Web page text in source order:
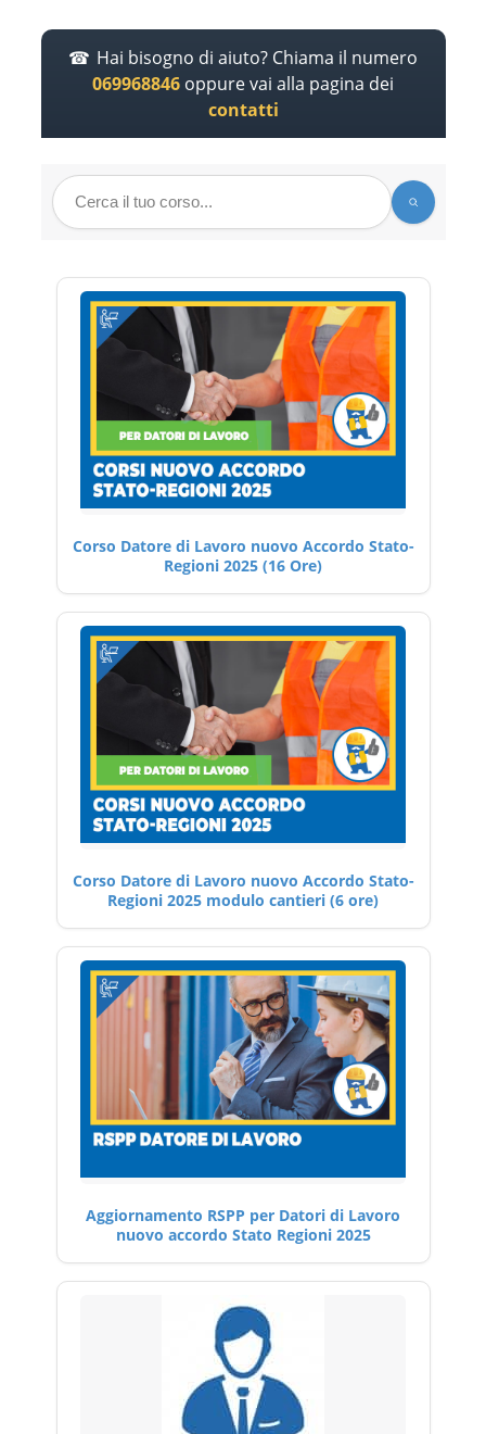
Hai bisogno di aiuto? Chiama il numero
069968846 oppure vai alla pagina dei
contatti
Corso Datore di Lavoro nuovo Accordo Stato-
Regioni 2025 (16 Ore)
Corso Datore di Lavoro nuovo Accordo Stato-
Regioni 2025 modulo cantieri (6 ore)
Aggiornamento RSPP per Datori di Lavoro
nuovo accordo Stato Regioni 2025